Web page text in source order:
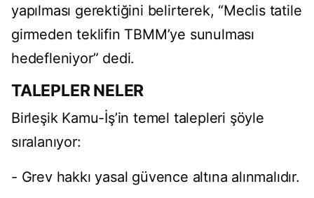
yapılması gerektiğini belirterek, “Meclis tatile
girmeden teklifin TBMM’ye sunulması
hedefleniyor” dedi.
TALEPLER NELER
Birleşik Kamu-İş’in temel talepleri şöyle
sıralanıyor:
- Grev hakkı yasal güvence altına alınmalıdır.